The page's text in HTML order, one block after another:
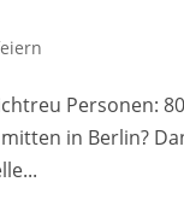
Personen:
in Berlin?